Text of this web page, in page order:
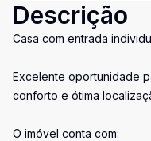
Descrição
Casa com entrada
Excelente oportunidade
conforto e ótima
O imóvel conta com: